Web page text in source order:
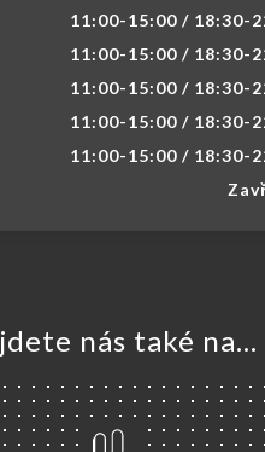
11:00-15:00 / 18:30-
11:00-15:00 / 18:30-
11:00-15:00 / 18:30-
11:00-15:00 / 18:30-
11:00-15:00 / 18:30-
nás také na...